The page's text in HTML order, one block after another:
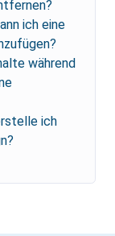
ich eine
während
ich